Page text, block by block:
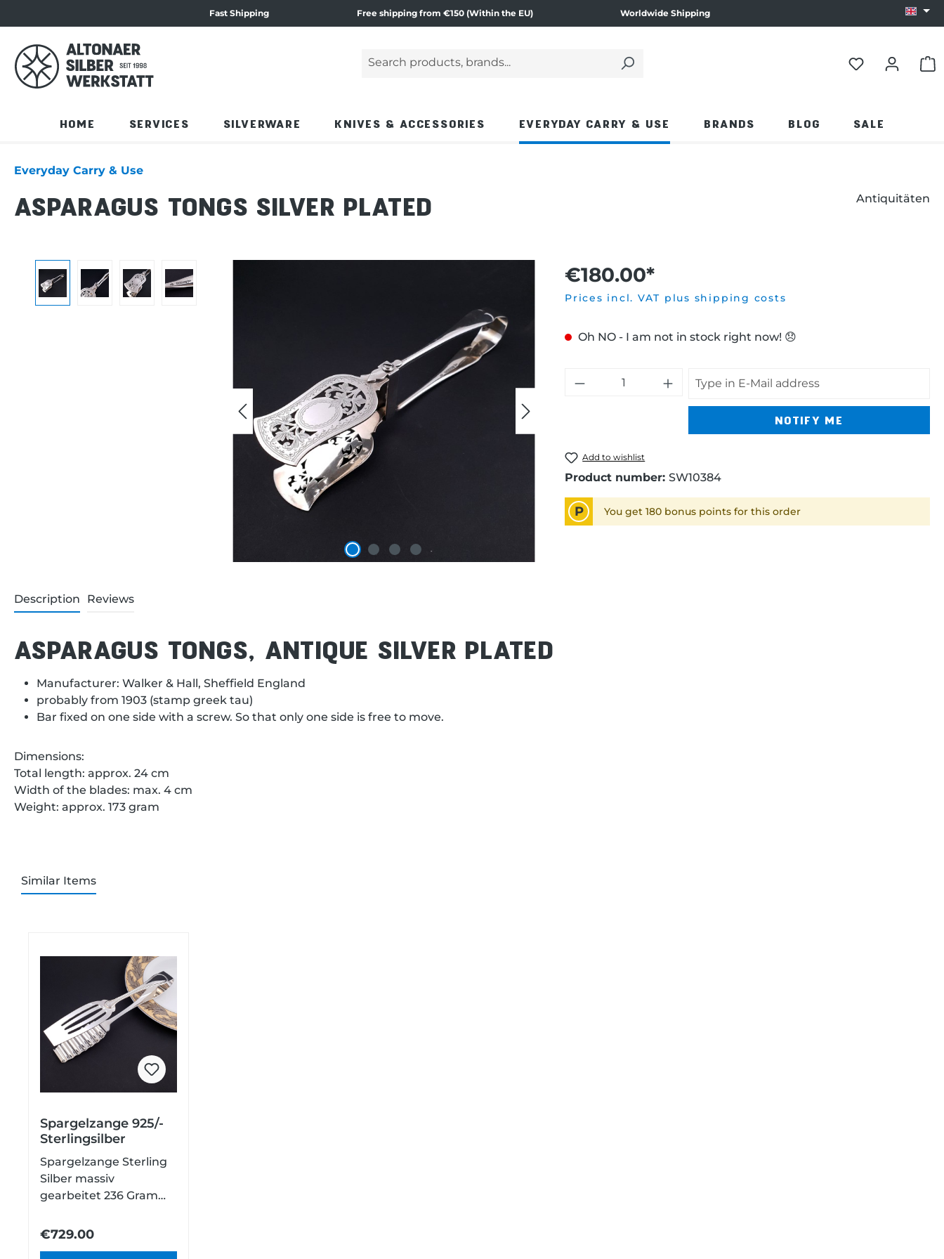
Skip to product contentFast Shipping Free shipping from €150 (Within the EU) Worldwide Shipping
Search products, brands...
Enter a search term and press the Enter key or click the magnifying glass.
HOME SERVICES SILVERWARE KNIVES & ACCESSORIES EVERYDAY CARRY & USE BRANDS BLOG SALE
Everyday Carry & Use
ASPARAGUS TONGS SILVER PLATED Antiquitäten
Skip image gallery €180.00*
Prices incl. VAT plus shipping costs
Oh NO - I am not in stock right now! 😞
NOTIFY ME
Add to wishlist
Product number: SW10384
P You get 180 bonus points for this order
Description Reviews
ASPARAGUS TONGS, ANTIQUE SILVER PLATED
Manufacturer: Walker & Hall, Sheffield England
probably from 1903 (stamp greek tau)
Bar fixed on one side with a screw. So that only one side is free to move.
Dimensions:
Total length: approx. 24 cm
Width of the blades: max. 4 cm
Weight: approx. 173 gram
Similar Items
Spargelzange 925/-
Sterlingsilber
Spargelzange Sterling
Silber massiv
gearbeitet 236 Gramm
Fadenmuster Von
€729.00